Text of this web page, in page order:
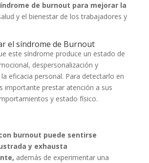
de burnout para mejorar la
y el bienestar de los trabajadores y
el síndrome de Burnout
este síndrome produce un estado de
despersonalización y
eficacia personal. Para detectarlo en
importante prestar atención a sus
y estado físico.
burnout puede sentirse
y exhausta
además de experimentar una